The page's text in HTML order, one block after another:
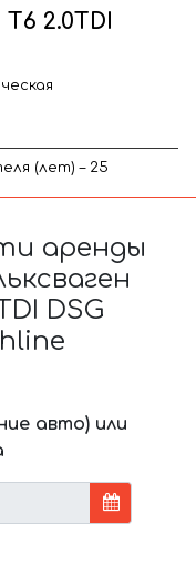
2.0TDI
(лет) – 25
аренды
DSG
авто) или